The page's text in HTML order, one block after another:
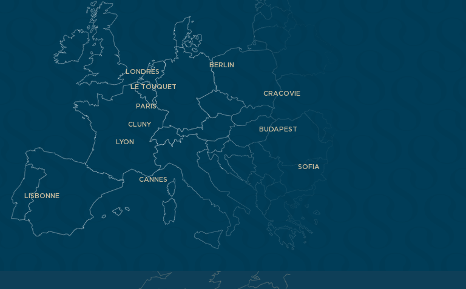
LONDRES
CANNES
LISBONNE
LYON
CLUNY
PARIS
LE TOUQUET
BERLIN
CRACOVIE
BUDAPEST
SOFIA